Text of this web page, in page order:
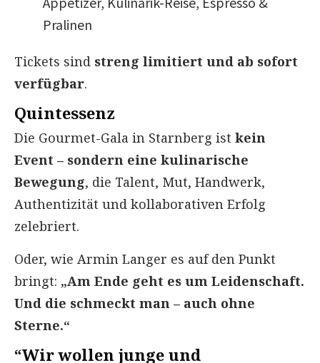
Pralinen
Tickets sind streng limitiert und ab sofort
verfügbar.
Quintessenz
Die Gourmet-Gala in Starnberg ist kein
Event – sondern eine kulinarische
Bewegung, die Talent, Mut, Handwerk,
Authentizität und kollaborativen Erfolg
zelebriert.
Oder, wie Armin Langer es auf den Punkt
bringt: „Am Ende geht es um Leidenschaft.
Und die schmeckt man – auch ohne
Sterne.“
“Wir wollen junge und